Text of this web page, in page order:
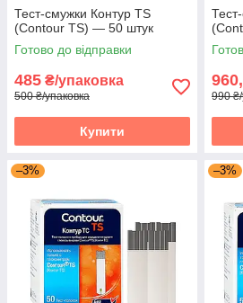
Тест-смужки Контур TS
(Contour TS) — 50 штук
Готово до відправки
485 ₴/упаковка
500 ₴/упаковка
Купити
990 ₴/
–3% –3%